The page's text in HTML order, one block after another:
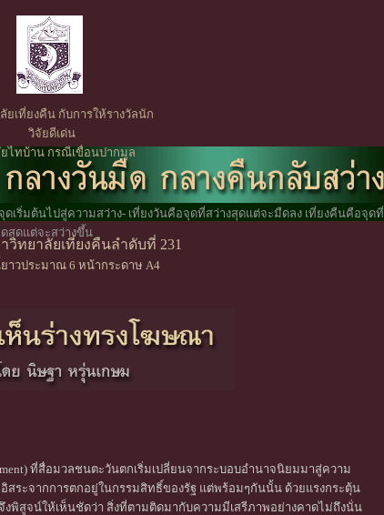
ยเที่ยงคืน กับการให้รางวัลนัก
วิจัยดีเด่น
ยไทบ้าน กรณีเขื่อนปากมูล
เริ่มต้นไปสู่ความสว่าง- เที่ยงวันคือจุดที่สว่างสุดแต่จะมืดลง เที่ยงคืนคือจุดที่
สุดแต่จะสว่างขึ้น
ทยาลัยเที่ยงคืนลำดับที่ 231
าวประมาณ 6 หน้ากระดาษ A4
ที่สื่อมวลชนตะวันตกเริ่มเปลี่ยนจากระบอบอำนาจนิยมมาสู่ความ
สระจากการตกอยู่ในกรรมสิทธิ์ของรัฐ แต่พร้อมๆกันนั้น ด้วยแรงกระตุ้น
งพิสูจน์ให้เห็นชัดว่า สิ่งที่ตามติดมากับความมีเสรีภาพอย่างคาดไม่ถึงนั่น